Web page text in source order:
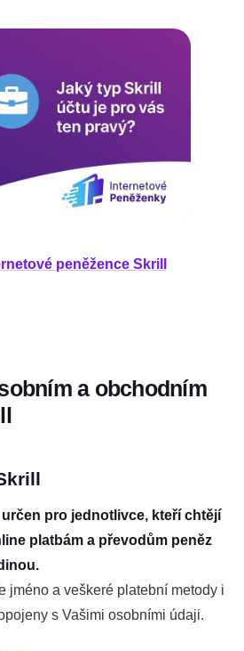
peněžence Skrill
a obchodním
pro jednotlivce, kteří chtějí
platbám a převodům peněz
jméno a veškeré platební metody i
s Vašimi osobními údaji.